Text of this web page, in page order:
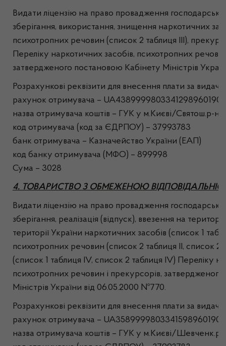
Видати ліцензію на право провадження
зберігання, використання, знищення наркотичних
психотропних речовин (список 2 таблиця ІІІ),
Переліку наркотичних засобів, психотропних
затвердженого постановою Кабінету Міністрів
Розрахункові реквізити для внесення плати за видачу
рахунок отримувача –
назва отримувача коштів – ГУК у м.Києві/Святош.р-н/
код отримувача (код за ЄДРПОУ) – 37993783
банк отримувача – Казначейство України (ЕАП)
код банку отримувача (МФО) – 899998
Сума – 3028
4. ТОВАРИСТВО З ОБМЕЖЕНОЮ
Видати ліцензію на право провадження
зберігання, реалізація (відпуск), ввезення на
території України наркотичних засобів (список 1
психотропних речовин (список 2 таблиця ІІ, список 2
(список 1 таблиця ІV, список 2 таблиця ІV) Переліку
психотропних речовин і прекурсорів,
Міністрів України від 06.05.2000 №770.
Розрахункові реквізити для внесення плати за видачу
рахунок отримувача –
назва отримувача коштів – ГУК у м.Києві/